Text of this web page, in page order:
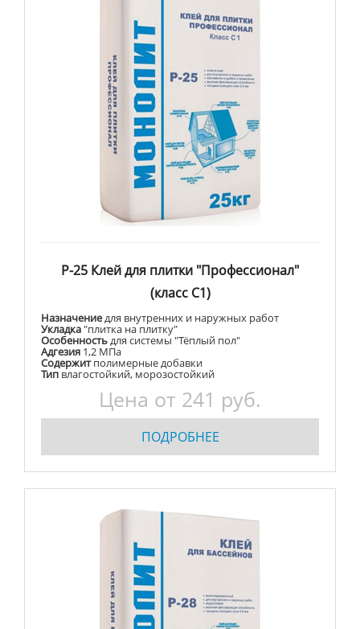
Р-25 Клей для плитки "Профессионал"
(класс С1)
Назначениедля внутренних и наружных работ
Укладка"плитка на плитку"
Особенностьдля системы "Тёплый пол"
Адгезия 1,2 МПа
Содержитполимерные добавки
Тип влагостойкий, морозостойкий
Цена от 241 руб.
ПОДРОБНЕЕ